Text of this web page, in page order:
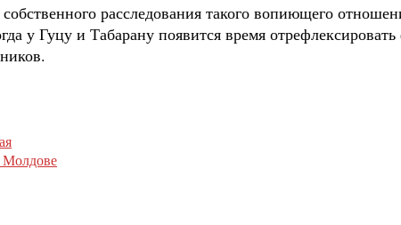
расследования такого вопиющего
у Гуцу и Табарану появится время
Молдове